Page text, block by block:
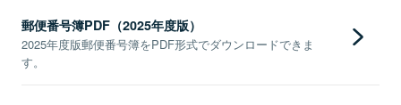
郵便番号簿PDF（2025年度版）
2025年度版郵便番号簿をPDF形式でダウンロードできま
す。